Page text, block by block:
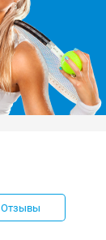
Отзывы